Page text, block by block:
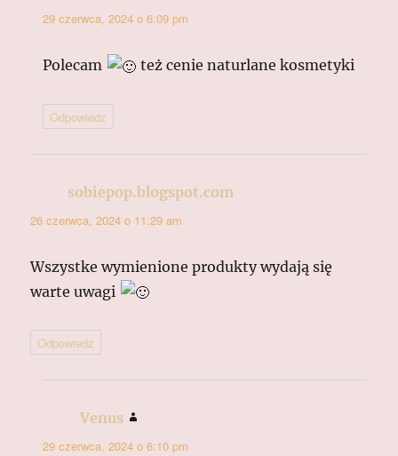
29 czerwca, 2024 o 6:09 pm
Polecam też cenie naturlane kosmetyki
Odpowiedz
sobiepop.blogspot.com
26 czerwca, 2024 o 11:29 am
Wszystke wymienione produkty wydają się
warte uwagi
Odpowiedz
Venus
29 czerwca, 2024 o 6:10 pm